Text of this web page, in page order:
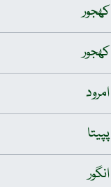
کھجور
کھجور
امرود
پپیتا
انگور